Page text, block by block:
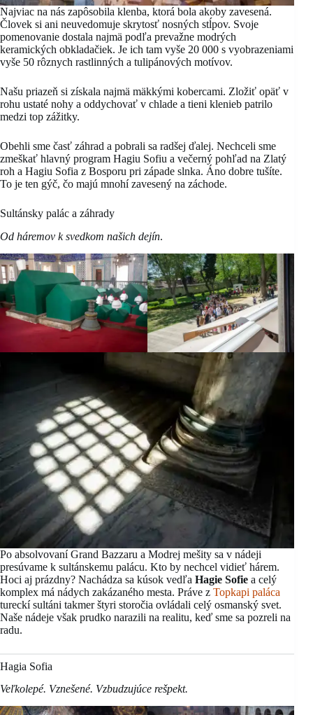
Najviac na nás zapôsobila klenba, ktorá bola akoby zavesená.
Človek si ani neuvedomuje skrytosť nosných stĺpov. Svoje
pomenovanie dostala najmä podľa prevažne modrých
keramických obkladačiek. Je ich tam vyše 20 000 s vyobrazeniami
vyše 50 rôznych rastlinných a tulipánových motívov.
Našu priazeň si získala najmä mäkkými kobercami. Zložiť opäť v
rohu ustaté nohy a oddychovať v chlade a tieni klenieb patrilo
medzi top zážitky.
Obehli sme časť záhrad a pobrali sa radšej ďalej. Nechceli sme
zmeškať hlavný program Hagiu Sofiu a večerný pohľad na Zlatý
roh a Hagiu Sofia z Bosporu pri západe slnka. Áno dobre tušíte.
To je ten gýč, čo majú mnohí zavesený na záchode.
Sultánsky palác a záhrady
Od háremov k svedkom našich dejín.
Po absolvovaní Grand Bazzaru a Modrej mešity sa v nádeji
presúvame k sultánskemu palácu. Kto by nechcel vidieť hárem.
Hoci aj prázdny? Nachádza sa kúsok vedľa Hagie Sofie a celý
komplex má nádych zakázaného mesta. Práve z Topkapi paláca
tureckí sultáni takmer štyri storočia ovládali celý osmanský svet.
Naše nádeje však prudko narazili na realitu, keď sme sa pozreli na
radu.
Hagia Sofia
Veľkolepé. Vznešené. Vzbudzujúce rešpekt.